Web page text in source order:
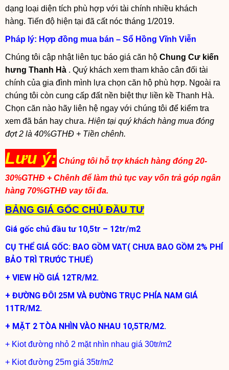
dạng loại diện tích phù hợp với tài chính nhiều khách
hàng. Tiến độ hiện tại đã cất nóc tháng 1/2019.
Pháp lý: Hợp đồng mua bán – Sổ Hồng Vĩnh Viễn
Chúng tôi cập nhật liên tục báo giá căn hộ Chung Cư kiến
hưng Thanh Hà . Quý khách xem tham khảo cân đối tài
chính của gia đình mình lựa chọn căn hộ phù hợp. Ngoài ra
chúng tôi còn cung cấp đất nền biệt thự liền kề Thanh Hà.
Chọn căn nào hãy liên hệ ngay với chúng tôi để kiểm tra
xem đã bán hay chưa. Hiện tại quý khách hàng mua đóng
đợt 2 là 40%GTHĐ + Tiền chênh.
Lưu ý: Chúng tôi hỗ trợ khách hàng đóng 20-
30%GTHĐ + Chênh để làm thủ tục vay vốn trả góp ngân
hàng 70%GTHĐ vay tối đa.
BẢNG GIÁ GỐC CHỦ ĐẦU TƯ
Giá gốc chủ đầu tư 10,5tr – 12tr/m2
CỤ THỂ GIÁ GỐC: BAO GỒM VAT( CHƯA BAO GỒM 2% PHÍ
BẢO TRÌ TRƯỚC THUẾ)
+ VIEW HỒ GIÁ 12TR/M2.
+ ĐƯỜNG ĐÔI 25M VÀ ĐƯỜNG TRỤC PHÍA NAM GIÁ
11TR/M2.
+ MẶT 2 TÒA NHÌN VÀO NHAU 10,5TR/M2.
+ Kiot đường nhỏ 2 mặt nhìn nhau giá 30tr/m2
+ Kiot đường 25m giá 35tr/m2